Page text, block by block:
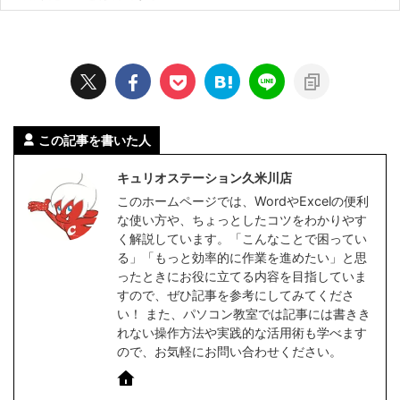
この記事を書いた人
キュリオステーション久米川店
このホームページでは、WordやExcelの便利
な使い方や、ちょっとしたコツをわかりやす
く解説しています。「こんなことで困ってい
る」「もっと効率的に作業を進めたい」と思
ったときにお役に立てる内容を目指していま
すので、ぜひ記事を参考にしてみてくださ
い！ また、パソコン教室では記事には書きき
れない操作方法や実践的な活用術も学べます
ので、お気軽にお問い合わせください。